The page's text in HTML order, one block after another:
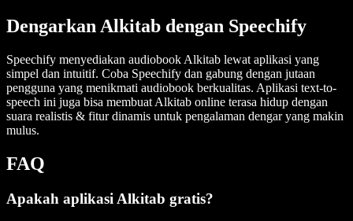
Dengarkan Alkitab dengan Speechify
Speechify menyediakan audiobook Alkitab lewat aplikasi yang
simpel dan intuitif. Coba Speechify dan gabung dengan jutaan
pengguna yang menikmati audiobook berkualitas. Aplikasi text-to-
speech ini juga bisa membuat Alkitab online terasa hidup dengan
suara realistis & fitur dinamis untuk pengalaman dengar yang makin
mulus.
FAQ
Apakah aplikasi Alkitab gratis?